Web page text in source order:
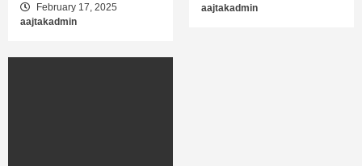
February 17, 2025
aajtakadmin
aajtakadmin